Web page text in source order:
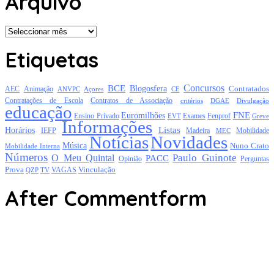
Arquivo
Etiquetas
AEC Animação ANVPC Açores BCE Blogosfera CE Concursos Contratados
Contratações de Escola Contratos de Associação critérios DGAE Divulgação
educação Ensino Privado Euromilhões EVT Exames Fenprof FNE Greve
Horários IEFP Informações Listas Madeira MEC Mobilidade
Mobilidade Interna Música NotíciasNovidades Nuno Crato
Números O Meu Quintal Opinião PACC Paulo Guinote Perguntas
Prova QZP TV VAGAS Vinculação
After Commentform